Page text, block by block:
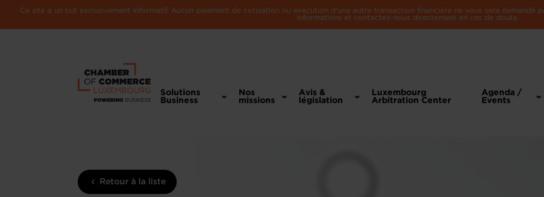
Ce site a un but exclusivement informatif. Aucun paiement de cotisation ou exécution d'une autre transaction financière ne vous sera demandé
informations et contactez-nous directement en cas de doute.
Solutions
Business
Nos
missions
Avis &
législation
Luxembourg
Arbitration Center
Agenda /
Events
Retour à la liste